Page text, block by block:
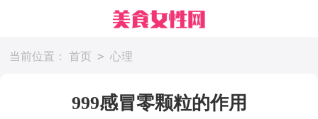
当前位置： 首页 > 心理
999感冒零颗粒的作用